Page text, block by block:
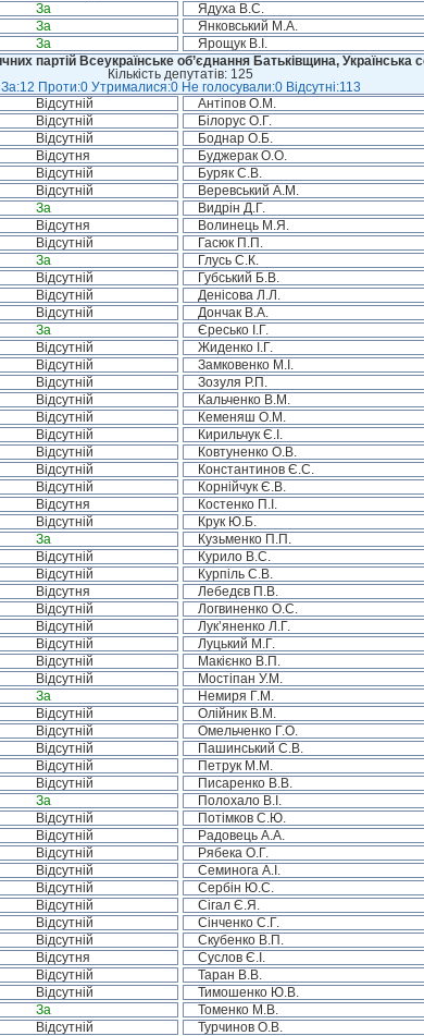
За Ядуха В.С.
За Янковський М.А.
За Ярощук В.І.
партій Всеукраїнське об’єднання Батьківщина, Українська
Кількість депутатів: 125
За:12 Проти:0 Утрималися:0 Не голосували:0 Відсутні:113
Відсутній Антіпов О.М.
Відсутній Білорус О.Г.
Відсутній Боднар О.Б.
Відсутня Буджерак О.О.
Відсутній Буряк С.В.
Відсутній Веревський А.М.
За Видрін Д.Г.
Відсутня Волинець М.Я.
Відсутній Гасюк П.П.
За Глусь С.К.
Відсутній Губський Б.В.
Відсутній Денісова Л.Л.
Відсутній Дончак В.А.
За Єресько І.Г.
Відсутній Жиденко І.Г.
Відсутній Замковенко М.І.
Відсутній Зозуля Р.П.
Відсутній Кальченко В.М.
Відсутній Кеменяш О.М.
Відсутній Кирильчук Є.І.
Відсутній Ковтуненко О.В.
Відсутній Константинов Є.С.
Відсутній Корнійчук Є.В.
Відсутня Костенко П.І.
Відсутній Крук Ю.Б.
За Кузьменко П.П.
Відсутній Курило В.С.
Відсутній Курпіль С.В.
Відсутня Лебедєв П.В.
Відсутній Логвиненко О.С.
Відсутній Лук’яненко Л.Г.
Відсутній Луцький М.Г.
Відсутній Макієнко В.П.
Відсутній Мостіпан У.М.
За Немиря Г.М.
Відсутній Олійник В.М.
Відсутній Омельченко Г.О.
Відсутній Пашинський С.В.
Відсутній Петрук М.М.
Відсутній Писаренко В.В.
За Полохало В.І.
Відсутній Потімков С.Ю.
Відсутній Радовець А.А.
Відсутній Рябека О.Г.
Відсутній Семинога А.І.
Відсутній Сербін Ю.С.
Відсутній Сігал Є.Я.
Відсутній Сінченко С.Г.
Відсутній Скубенко В.П.
Відсутня Суслов Є.І.
Відсутній Таран В.В.
Відсутній Тимошенко Ю.В.
За Томенко М.В.
Відсутній Турчинов О.В.